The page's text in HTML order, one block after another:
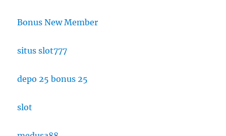
Bonus New Member
situs slot777
depo 25 bonus 25
slot